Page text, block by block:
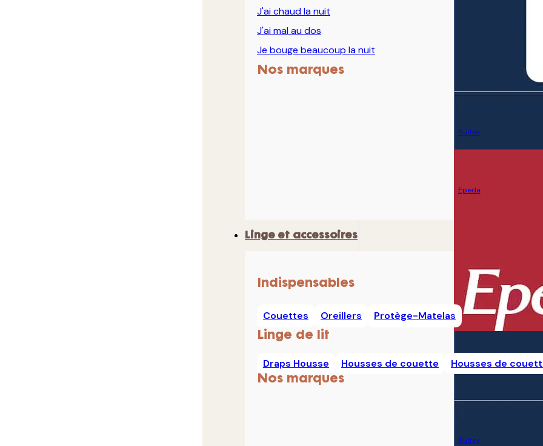
J'ai chaud la nuit
J'ai mal au dos
Je bouge beaucoup la nuit
Nos marques
Bultex
Epeda
Linge et accessoires
Indispensables
Couettes Oreillers Protège-Matelas
Linge de lit
Draps Housse Housses de couette Housses de
Nos marques
Bultex